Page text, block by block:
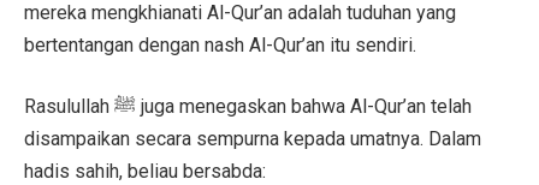
mereka mengkhianati Al-Qur’an adalah tuduhan yang
bertentangan dengan nash Al-Qur’an itu sendiri.
Rasulullah ﷺ juga menegaskan bahwa Al-Qur’an telah
disampaikan secara sempurna kepada umatnya. Dalam
hadis sahih, beliau bersabda: